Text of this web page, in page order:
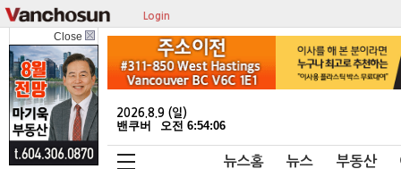
Login
Close
2026.8.9 (일)
밴쿠버 오전 6:54:06
뉴스홈 뉴스 부동산